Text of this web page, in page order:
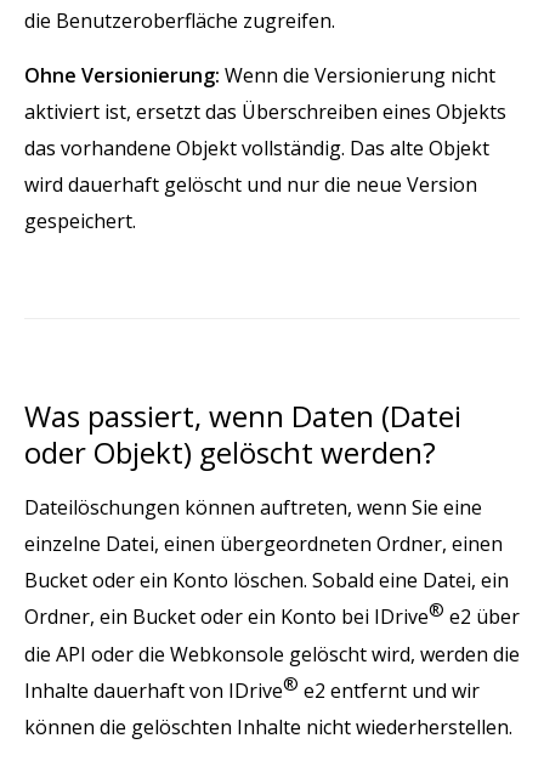
die Benutzeroberfläche zugreifen.
Ohne Versionierung: Wenn die Versionierung nicht
aktiviert ist, ersetzt das Überschreiben eines Objekts
das vorhandene Objekt vollständig. Das alte Objekt
wird dauerhaft gelöscht und nur die neue Version
gespeichert.
Was passiert, wenn Daten (Datei
oder Objekt) gelöscht werden?
Dateilöschungen können auftreten, wenn Sie eine
einzelne Datei, einen übergeordneten Ordner, einen
Bucket oder ein Konto löschen. Sobald eine Datei, ein
Ordner, ein Bucket oder ein Konto bei IDrive® e2 über
die API oder die Webkonsole gelöscht wird, werden die
Inhalte dauerhaft von IDrive® e2 entfernt und wir
können die gelöschten Inhalte nicht wiederherstellen.